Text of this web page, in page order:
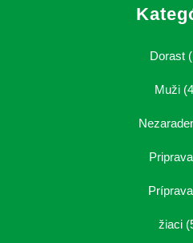
Dorast
Muži
Priprava
Príprava
žiaci